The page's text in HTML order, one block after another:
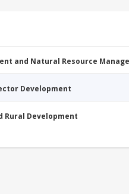
and Natural Resource
Development
Rural Development